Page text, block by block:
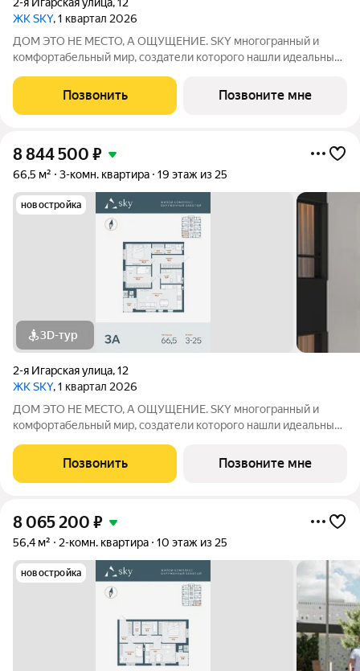
ЖК SKY, 1 квартал 2026
ДОМ ЭТО НЕ МЕСТО, А ОЩУЩЕНИЕ. SKY многогранный и
комфортабельный мир, создатели которого нашли идеальный
комфортом современных инженерных систем и уютом
тщательно продуманной инфраструктуры.
Позвонить Позвоните мне
8 844 500 ₽
66,5 м² 3-комн. квартира 19 этаж из 25
новостройка
3D-тур
2-я Игарская улица,12
ЖК SKY, 1 квартал 2026
ДОМ ЭТО НЕ МЕСТО, А ОЩУЩЕНИЕ. SKY многогранный и
комфортабельный мир, создатели которого нашли идеальный
комфортом современных инженерных систем и уютом
тщательно продуманной инфраструктуры.
Позвонить Позвоните мне
8 065 200 ₽
56,4 м² 2-комн. квартира 10 этаж из 25
новостройка